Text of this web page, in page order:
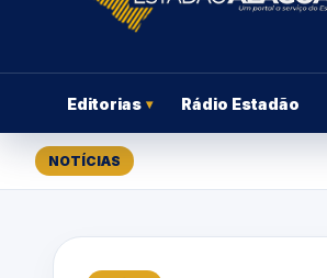
Editorias ▾ Rádio Estadão
NOTÍCIAS